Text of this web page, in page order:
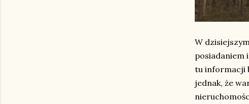
W
posiadaniem
tu informacji
jednak, że